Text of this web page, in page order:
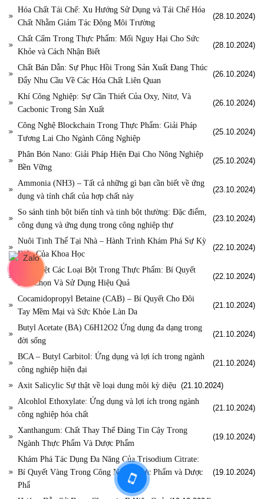
Hóa Chất Tái Chế: Xu Hướng Sử Dụng và Tái Chế Hóa
Chất Nhằm Giảm Tác Động Môi Trường
(28.10.2024)
Chất Cấm Trong Thực Phẩm: Mối Nguy Hại Cho Sức
Khỏe và Cách Nhận Biết
(28.10.2024)
Chất Bán Dẫn: Sự Phục Hồi Trong Sản Xuất Đang Thúc
Đẩy Nhu Cầu Về Các Hóa Chất Liên Quan
(26.10.2024)
Khí Công Nghiệp: Sự Cần Thiết Của Oxy, Nitơ, Và
Cacbonic Trong Sản Xuất
(26.10.2024)
Công Nghệ Blockchain Trong Thực Phẩm: Giải Pháp
Tương Lai Cho Ngành Công Nghiệp
(25.10.2024)
Phân Bón Nano: Giải Pháp Hiện Đại Cho Nông Nghiệp
Bền Vững
(25.10.2024)
Ammonia (NH3) – Tất cả những gì bạn cần biết về ứng
dụng và tính chất của hợp chất này
(23.10.2024)
So sánh tinh bột biến tính và tinh bột thường: Đặc điểm,
công dụng và ứng dụng trong công nghiệp thự
(23.10.2024)
Nuôi Tinh Thể Tại Nhà – Hành Trình Khám Phá Sự Kỳ
Diệu Của Khoa Học
(22.10.2024)
Phân Biệt Các Loại Bột Trong Thực Phẩm: Bí Quyết
Lựa Chọn Và Sử Dụng Hiệu Quả
(22.10.2024)
Cocamidopropyl Betaine (CAB) – Bí Quyết Cho Đôi
Tay Mềm Mại và Sức Khỏe Làn Da
(21.10.2024)
Butyl Acetate (BA) C6H12O2 Ứng dụng đa dạng trong
đời sống
(21.10.2024)
BCA – Butyl Carbitol: Ứng dụng và lợi ích trong ngành
công nghiệp hiện đại
(21.10.2024)
Axit Salicylic Sự thật về loại dung môi kỳ diệu (21.10.2024)
Alcohlol Ethoxylate: Ứng dụng và lợi ích trong ngành
công nghiệp hóa chất
(21.10.2024)
Xanthangum: Chất Thay Thế Đáng Tin Cậy Trong
Ngành Thực Phẩm Và Dược Phẩm
(19.10.2024)
Khám Phá Tác Dụng Đa Năng Của Trisodium Citrate:
Bí Quyết Vàng Trong Công Nghệ Thực Phẩm và Dược
Phẩ
(19.10.2024)